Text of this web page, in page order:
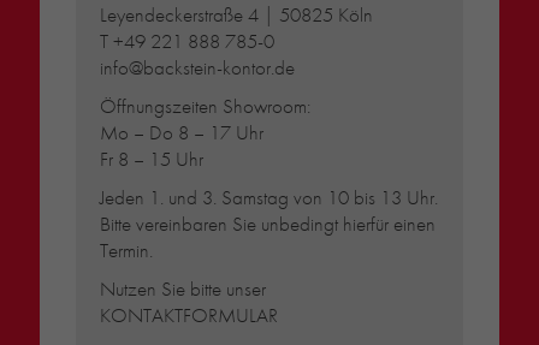
Leyendeckerstraße 4 | 50825 Köln
T+49 221 888 785-0
info@backstein-kontor.de
Öffnungszeiten Showroom:
Mo – Do 8 – 17 Uhr
Fr 8 – 15 Uhr
Jeden 1. und 3. Samstag von 10 bis 13 Uhr.
Bitte vereinbaren Sie unbedingt hierfür einen
Termin.
Nutzen Sie bitte unser
KONTAKTFORMULAR